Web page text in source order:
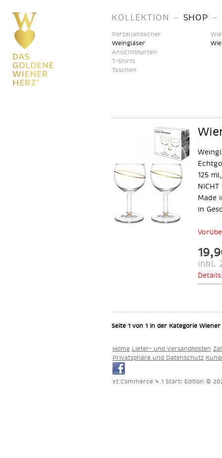
KOLLEKTION – SHOP –
Porzellanbecher
Weingläser
Ansichtskarten
T-Shirts
Taschen
125
Made
in
inkl.
Details
Seite 1 von 1 in der Kategorie
Home Liefer- und Versandkosten
Privatsphäre und Datenschutz
xt:Commerce 4.1 Start! Edition ©